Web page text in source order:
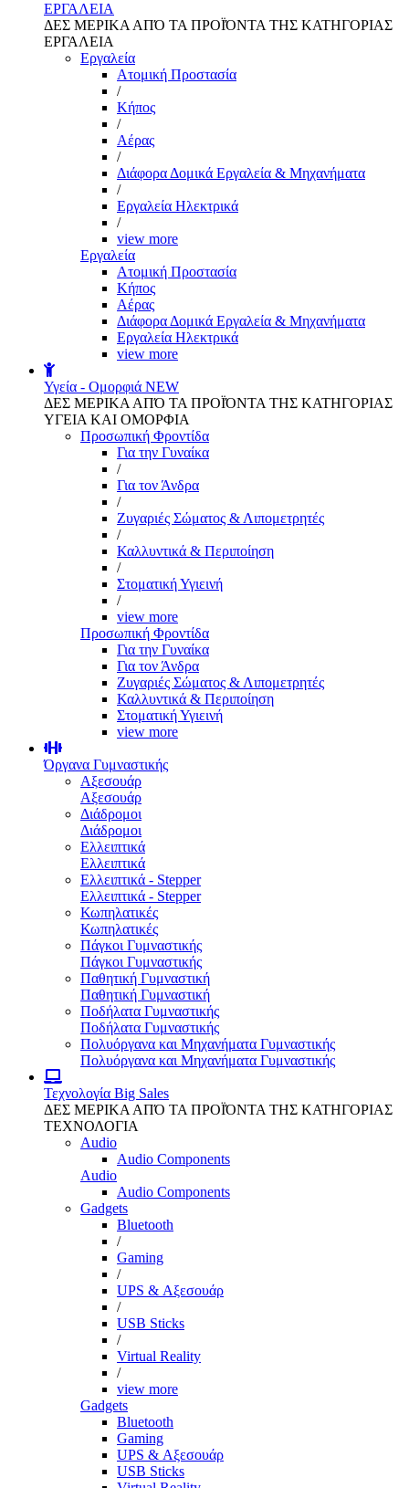
ΕΡΓΑΛΕΙΑ
ΔΕΣ ΜΕΡΙΚΑ ΑΠΌ ΤΑ ΠΡΟΪΌΝΤΑ ΤΗΣ ΚΑΤΗΓΟΡΙΑΣ
ΕΡΓΑΛΕΙΑ
Εργαλεία
Aτομική Προστασία
/
Kήπος
/
Αέρας
/
Διάφορα Δομικά Εργαλεία & Μηχανήματα
/
Εργαλεία Ηλεκτρικά
/
view more
Εργαλεία
Aτομική Προστασία
Kήπος
Αέρας
Διάφορα Δομικά Εργαλεία & Μηχανήματα
Εργαλεία Ηλεκτρικά
view more
Υγεία - Ομορφιά NEW
ΔΕΣ ΜΕΡΙΚΑ ΑΠΌ ΤΑ ΠΡΟΪΌΝΤΑ ΤΗΣ ΚΑΤΗΓΟΡΙΑΣ
ΥΓΕΙΑ ΚΑΙ ΟΜΟΡΦΙΑ
Προσωπική Φροντίδα
Για την Γυναίκα
/
Για τον Άνδρα
/
Ζυγαριές Σώματος & Λιπομετρητές
/
Καλλυντικά & Περιποίηση
/
Στοματική Υγιεινή
/
view more
Προσωπική Φροντίδα
Για την Γυναίκα
Για τον Άνδρα
Ζυγαριές Σώματος & Λιπομετρητές
Καλλυντικά & Περιποίηση
Στοματική Υγιεινή
view more
Όργανα Γυμναστικής
Αξεσουάρ
Αξεσουάρ
Διάδρομοι
Διάδρομοι
Ελλειπτικά
Ελλειπτικά
Ελλειπτικά - Stepper
Ελλειπτικά - Stepper
Κωπηλατικές
Κωπηλατικές
Πάγκοι Γυμναστικής
Πάγκοι Γυμναστικής
Παθητική Γυμναστική
Παθητική Γυμναστική
Ποδήλατα Γυμναστικής
Ποδήλατα Γυμναστικής
Πολυόργανα και Μηχανήματα Γυμναστικής
Πολυόργανα και Μηχανήματα Γυμναστικής
Τεχνολογία Big Sales
ΔΕΣ ΜΕΡΙΚΑ ΑΠΌ ΤΑ ΠΡΟΪΌΝΤΑ ΤΗΣ ΚΑΤΗΓΟΡΙΑΣ
ΤΕΧΝΟΛΟΓΙΑ
Audio
Audio Components
Audio
Audio Components
Gadgets
Bluetooth
/
Gaming
/
UPS & Αξεσουάρ
/
USB Sticks
/
Virtual Reality
/
view more
Gadgets
Bluetooth
Gaming
UPS & Αξεσουάρ
USB Sticks